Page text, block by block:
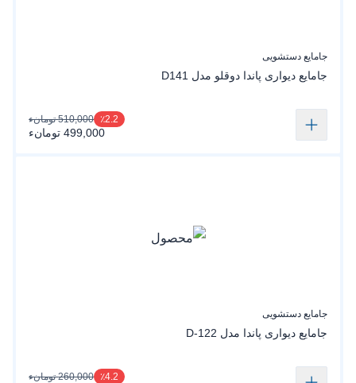
جامایع دستشویی
جامایع دیواری پاندا دوقلو مدل D141
٪2.2 510,000 تومانء
499,000 تومانء
جامایع دستشویی
جامایع دیواری پاندا مدل D-122
٪4.2 260,000 تومانء